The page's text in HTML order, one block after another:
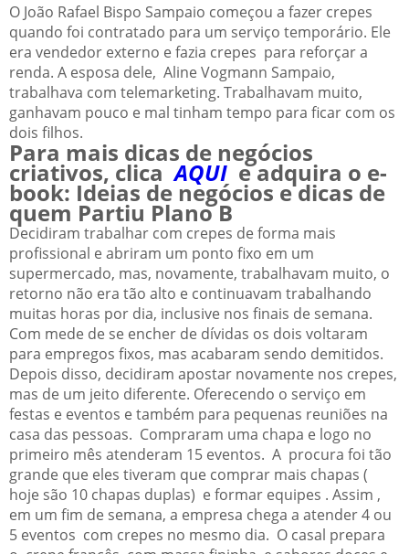
O João Rafael Bispo Sampaio começou a fazer crepes
quando foi contratado para um serviço temporário. Ele
era vendedor externo e fazia crepes para reforçar a
renda. A esposa dele, Aline Vogmann Sampaio,
trabalhava com telemarketing. Trabalhavam muito,
ganhavam pouco e mal tinham tempo para ficar com os
dois filhos.
Para mais dicas de negócios
criativos, clicaAQUI e adquira o e-
book: Ideias de negócios e dicas de
quem Partiu Plano B
Decidiram trabalhar com crepes de forma mais
profissional e abriram um ponto fixo em um
supermercado, mas, novamente, trabalhavam muito, o
retorno não era tão alto e continuavam trabalhando
muitas horas por dia, inclusive nos finais de semana.
Com mede de se encher de dívidas os dois voltaram
para empregos fixos, mas acabaram sendo demitidos.
Depois disso, decidiram apostar novamente nos crepes,
mas de um jeito diferente. Oferecendo o serviço em
festas e eventos e também para pequenas reuniões na
casa das pessoas. Compraram uma chapa e logo no
primeiro mês atenderam 15 eventos. A procura foi tão
grande que eles tiveram que comprar mais chapas (
hoje são 10 chapas duplas) e formar equipes . Assim ,
em um fim de semana, a empresa chega a atender 4 ou
5 eventos com crepes no mesmo dia. O casal prepara